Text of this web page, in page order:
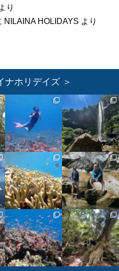
り
NILAINA HOLIDAYS より
ナホリデイズ ＞